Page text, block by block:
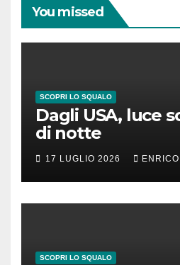
You missed
SCOPRI LO SQUALO
Dagli USA, luce
di notte
17 LUGLIO 2026
SCOPRI LO SQUALO